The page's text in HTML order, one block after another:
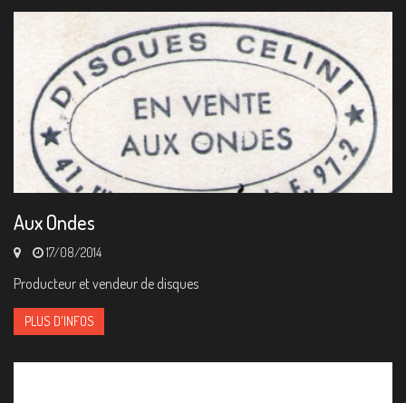
Aux Ondes
17/08/2014
Producteur et vendeur de disques
PLUS D'INFOS